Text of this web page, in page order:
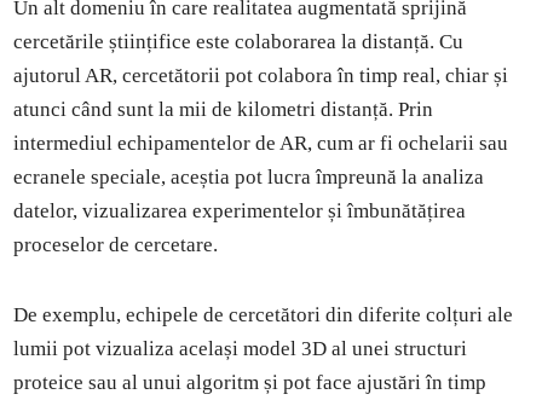
Un alt domeniu în care realitatea augmentată sprijină
cercetările științifice este colaborarea la distanță. Cu
ajutorul AR, cercetătorii pot colabora în timp real, chiar și
atunci când sunt la mii de kilometri distanță. Prin
intermediul echipamentelor de AR, cum ar fi ochelarii sau
ecranele speciale, aceștia pot lucra împreună la analiza
datelor, vizualizarea experimentelor și îmbunătățirea
proceselor de cercetare.
De exemplu, echipele de cercetători din diferite colțuri ale
lumii pot vizualiza același model 3D al unei structuri
proteice sau al unui algoritm și pot face ajustări în timp